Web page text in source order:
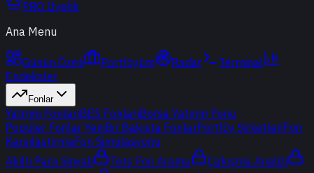
PRO Üyelik
Ana Menu
Günün Özeti Portföyüm Radar
Terminal
Endeksler
Fonlar
Yatırım FonlarıBES FonlarıBorsa Yatırım Fonu
Popüler Fonlar YeniBir Bakışta FonlarPortföy ŞirketleriFon
KarşılaştırmaFon Simülasyonu
Akıllı Para Sinyali
Ters Fon Arama
Çakışma Analizi